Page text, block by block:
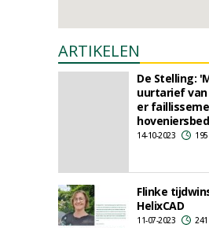
ARTIKELEN
De Stelling:
uurtarief van
er
14-10-2023
Flinke
HelixCAD
11-07-2023